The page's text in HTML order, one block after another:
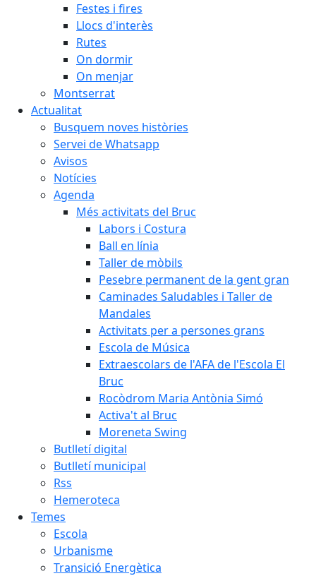
Festes i fires
Llocs d'interès
Rutes
On dormir
On menjar
Montserrat
Actualitat
Busquem noves històries
Servei de Whatsapp
Avisos
Notícies
Agenda
Més activitats del Bruc
Labors i Costura
Ball en línia
Taller de mòbils
Pesebre permanent de la gent gran
Caminades Saludables i Taller de
Mandales
Activitats per a persones grans
Escola de Música
Extraescolars de l'AFA de l'Escola El
Bruc
Rocòdrom Maria Antònia Simó
Activa't al Bruc
Moreneta Swing
Butlletí digital
Butlletí municipal
Rss
Hemeroteca
Temes
Escola
Urbanisme
Transició Energètica